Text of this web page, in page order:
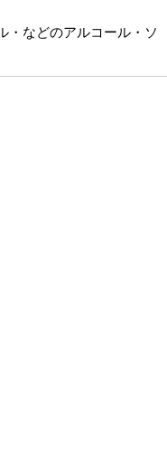
・などのアルコール・ソ